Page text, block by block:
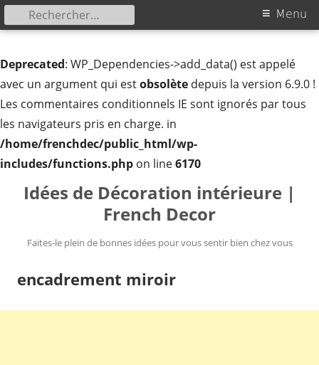
Deprecated: WP_Dependencies->add_data() est appelé
avec un argument qui estobsolète depuis la version 6.9.0 !
Les commentaires conditionnels IE sont ignorés par tous
les navigateurs pris en charge. in
/home/frenchdec/public_html/wp-
includes/functions.php on line6170
Idées de Décoration intérieure |
French Decor
Faites-le plein de bonnes idées pour vous sentir bien chez vous
Menu
Menu
Rechercher :
encadrement miroir